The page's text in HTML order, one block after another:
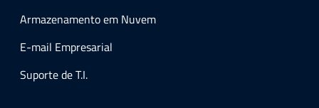
Armazenamento em Nuvem
E-mail Empresarial
Suporte de T.I.